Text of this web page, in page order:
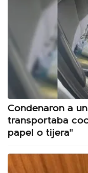
Condenaron a
transportaba
papel o tijera"